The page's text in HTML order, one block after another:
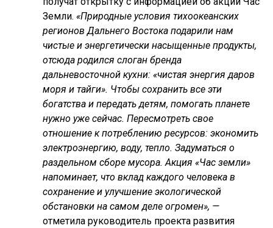
Земли. «Природные условия тихоокеанских
регионов Дальнего Востока подарили нам
чистые и энергетически насыщенные продукты,
отсюда родился слоган бренда
дальневосточной кухни: «чистая энергия даров
моря и тайги». Чтобы сохранить все эти
богатства и передать детям, помогать планете
нужно уже сейчас. Пересмотреть свое
отношение к потреблению ресурсов: экономить
электроэнергию, воду, тепло. Задуматься о
раздельном сборе мусора. Акция «Час земли»
напоминает, что вклад каждого человека в
сохранение и улучшение экологической
обстановки на самом деле огромен», —
отметила руководитель проекта развития